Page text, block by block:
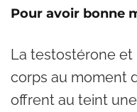
Pour avoir bonne
La testostérone et
corps au moment
offrent au teint